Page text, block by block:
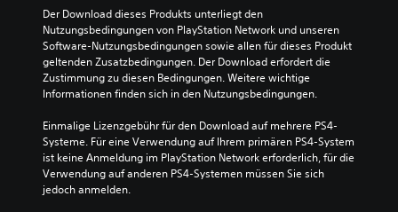
Der Download dieses Produkts unterliegt den
Nutzungsbedingungen von PlayStation Network und unseren
Software-Nutzungsbedingungen sowie allen für dieses Produkt
geltenden Zusatzbedingungen. Der Download erfordert die
Zustimmung zu diesen Bedingungen. Weitere wichtige
Informationen finden sich in den Nutzungsbedingungen.
Einmalige Lizenzgebühr für den Download auf mehrere PS4-
Systeme. Für eine Verwendung auf Ihrem primären PS4-System
ist keine Anmeldung im PlayStation Network erforderlich, für die
Verwendung auf anderen PS4-Systemen müssen Sie sich
jedoch anmelden.